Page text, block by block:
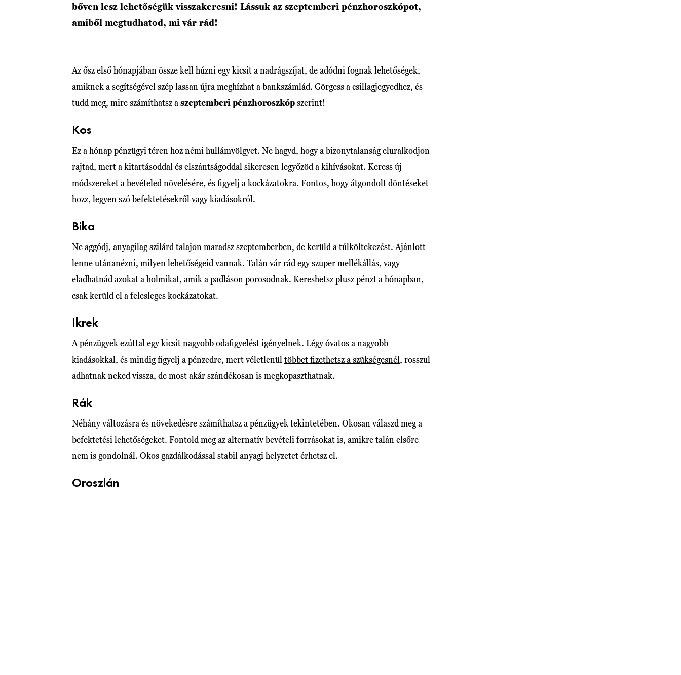
bőven lesz lehetőségük visszakeresni! Lássuk az szeptemberi pénzhoroszkópot,
amiből megtudhatod, mi vár rád!
Az ősz első hónapjában össze kell húzni egy kicsit a nadrágszíjat, de adódni fognak lehetőségek,
amiknek a segítségével szép lassan újra meghízhat a bankszámlád. Görgess a csillagjegyedhez, és
tudd meg, mire számíthatsz a szeptemberi pénzhoroszkópszerint!
Kos
Ez a hónap pénzügyi téren hoz némi hullámvölgyet. Ne hagyd, hogy a bizonytalanság eluralkodjon
rajtad, mert a kitartásoddal és elszántságoddal sikeresen legyőzöd a kihívásokat. Keress új
módszereket a bevételed növelésére, és figyelj a kockázatokra. Fontos, hogy átgondolt döntéseket
hozz, legyen szó befektetésekről vagy kiadásokról.
Bika
Ne aggódj, anyagilag szilárd talajon maradsz szeptemberben, de kerüld a túlköltekezést. Ajánlott
lenne utánanézni, milyen lehetőségeid vannak. Talán vár rád egy szuper mellékállás, vagy
eladhatnád azokat a holmikat, amik a padláson porosodnak. Kereshetszplusz pénzta hónapban,
csak kerüld el a felesleges kockázatokat.
Ikrek
A pénzügyek ezúttal egy kicsit nagyobb odafigyelést igényelnek. Légy óvatos a nagyobb
kiadásokkal, és mindig figyelj a pénzedre, mert véletlenül többet fizethetsz a szükségesnél, rosszul
adhatnak neked vissza, de most akár szándékosan is megkopaszthatnak.
Rák
Néhány változásra és növekedésre számíthatsz a pénzügyek tekintetében. Okosan válaszd meg a
befektetési lehetőségeket. Fontold meg az alternatív bevételi forrásokat is, amikre talán elsőre
nem is gondolnál. Okos gazdálkodással stabil anyagi helyzetet érhetsz el.
Oroszlán